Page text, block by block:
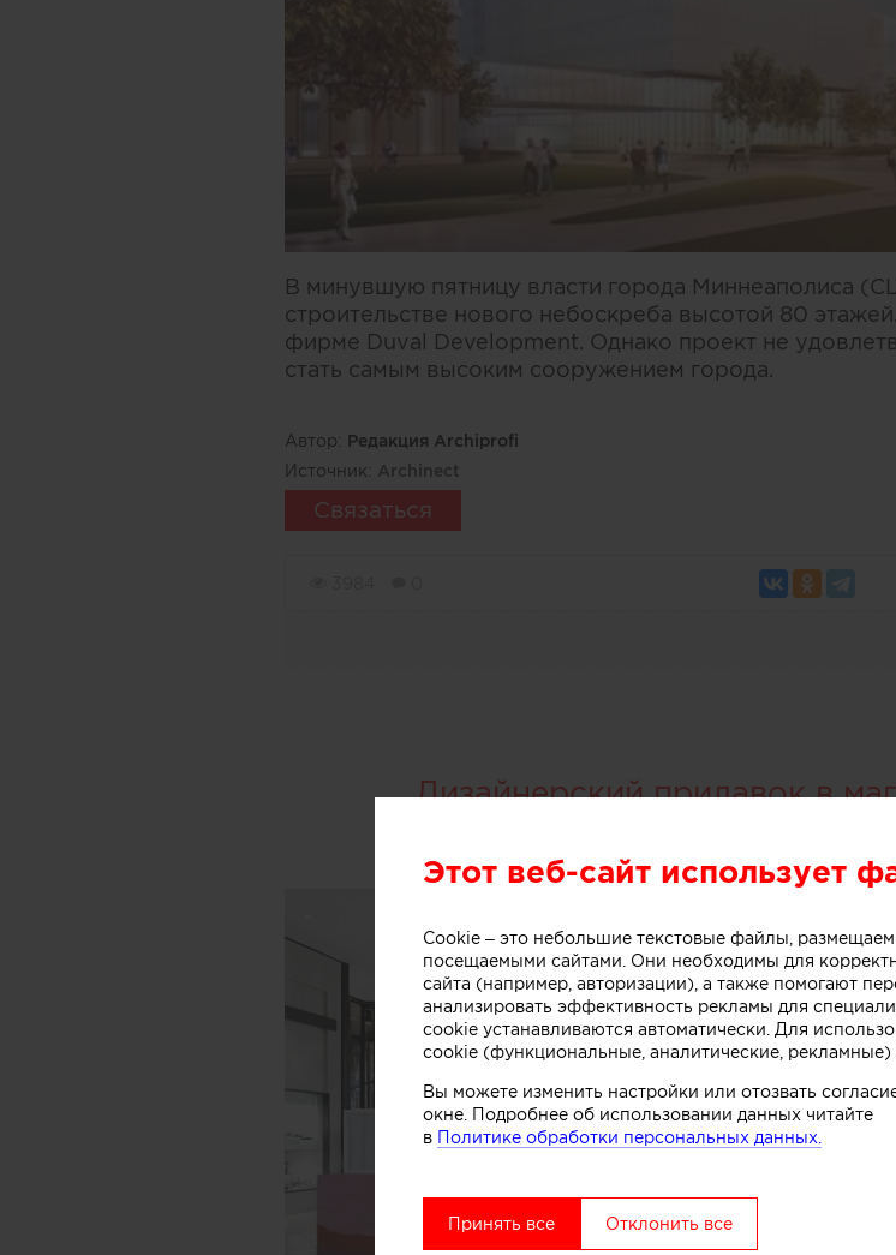
В минувшую пятницу власти города Миннеаполиса
строительстве нового небоскреба высотой 80
фирме Duval Development. Однако проект не
стать самым высоким сооружением города.
Автор: Редакция Archiprofi
Источник: Archinect
Связаться
Дизайнерский прилавок в
Этот веб-сайт использует
Cookie – это небольшие текстовые файлы,
посещаемыми сайтами. Они необходимы для
сайта (например, авторизации), а также помогают
анализировать эффективность рекламы для
cookie устанавливаются автоматически. Для
cookie (функциональные, аналитические, рекламные)
Вы можете изменить настройки или отозвать
окне. Подробнее об использовании данных читайте
в Политике обработки персональных данных.
Принять все Отклонить все